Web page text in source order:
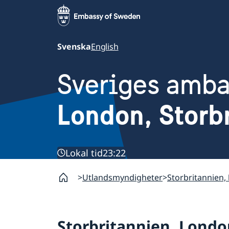
SvenskaEnglish
Sveriges
London,
Lokal tid23:22
Utlandsmyndigheter Storbritannien,